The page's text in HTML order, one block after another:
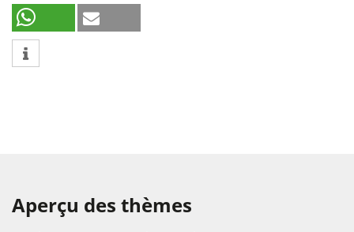
Aperçu des thèmes